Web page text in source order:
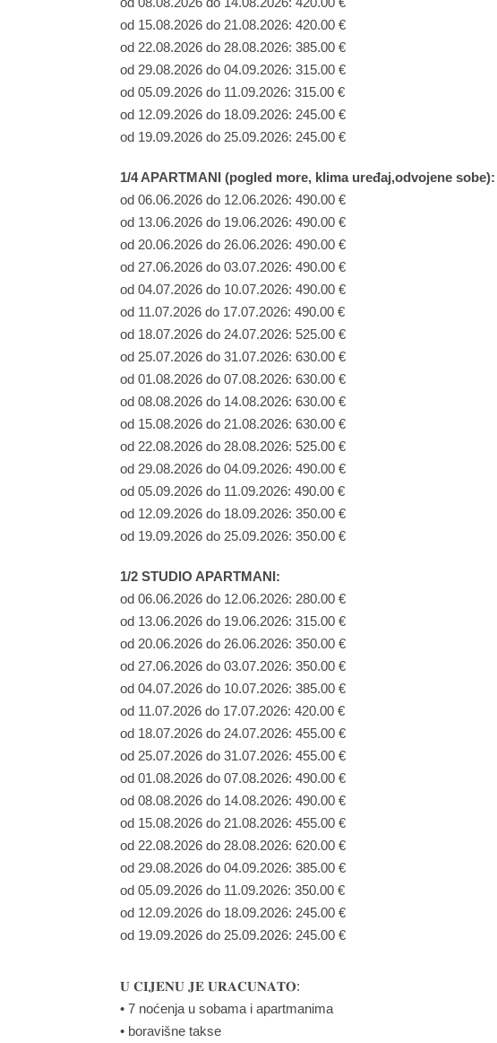
od 15.08.2026 do 21.08.2026: 420.00 €
od 22.08.2026 do 28.08.2026: 385.00 €
od 29.08.2026 do 04.09.2026: 315.00 €
od 05.09.2026 do 11.09.2026: 315.00 €
od 12.09.2026 do 18.09.2026: 245.00 €
od 19.09.2026 do 25.09.2026: 245.00 €
1/4 APARTMANI (pogled more, klima uređaj,odvojene sobe):
od 06.06.2026 do 12.06.2026: 490.00 €
od 13.06.2026 do 19.06.2026: 490.00 €
od 20.06.2026 do 26.06.2026: 490.00 €
od 27.06.2026 do 03.07.2026: 490.00 €
od 04.07.2026 do 10.07.2026: 490.00 €
od 11.07.2026 do 17.07.2026: 490.00 €
od 18.07.2026 do 24.07.2026: 525.00 €
od 25.07.2026 do 31.07.2026: 630.00 €
od 01.08.2026 do 07.08.2026: 630.00 €
od 08.08.2026 do 14.08.2026: 630.00 €
od 15.08.2026 do 21.08.2026: 630.00 €
od 22.08.2026 do 28.08.2026: 525.00 €
od 29.08.2026 do 04.09.2026: 490.00 €
od 05.09.2026 do 11.09.2026: 490.00 €
od 12.09.2026 do 18.09.2026: 350.00 €
od 19.09.2026 do 25.09.2026: 350.00 €
1/2 STUDIO APARTMANI:
od 06.06.2026 do 12.06.2026: 280.00 €
od 13.06.2026 do 19.06.2026: 315.00 €
od 20.06.2026 do 26.06.2026: 350.00 €
od 27.06.2026 do 03.07.2026: 350.00 €
od 04.07.2026 do 10.07.2026: 385.00 €
od 11.07.2026 do 17.07.2026: 420.00 €
od 18.07.2026 do 24.07.2026: 455.00 €
od 25.07.2026 do 31.07.2026: 455.00 €
od 01.08.2026 do 07.08.2026: 490.00 €
od 08.08.2026 do 14.08.2026: 490.00 €
od 15.08.2026 do 21.08.2026: 455.00 €
od 22.08.2026 do 28.08.2026: 620.00 €
od 29.08.2026 do 04.09.2026: 385.00 €
od 05.09.2026 do 11.09.2026: 350.00 €
od 12.09.2026 do 18.09.2026: 245.00 €
od 19.09.2026 do 25.09.2026: 245.00 €
𝐔 𝐂𝐈𝐉𝐄𝐍𝐔 𝐉𝐄 𝐔𝐑𝐀𝐂𝐔𝐍𝐀𝐓𝐎:
• 7 noćenja u sobama i apartmanima
• boravišne takse